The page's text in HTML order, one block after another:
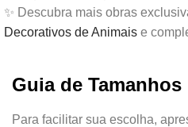
✨ Descubra mais obras
Decorativos de Animais e
Guia de Tamanhos
Para facilitar sua escolha,